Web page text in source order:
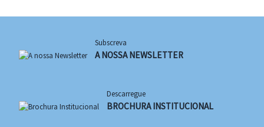
Subscreva
A NOSSA NEWSLETTER
Descarregue
BROCHURA INSTITUCIONAL